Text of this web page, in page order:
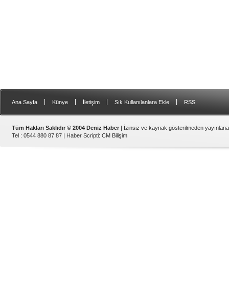
Ana Sayfa Künye İletişim Sık Kullanılanlara Ekle RSS
Tüm Hakları Saklıdır © 2004 Deniz Haber | İzinsiz ve kaynak gösterilmeden
Tel : 0544 880 87 87 | Haber Scripti: CM Bilişim